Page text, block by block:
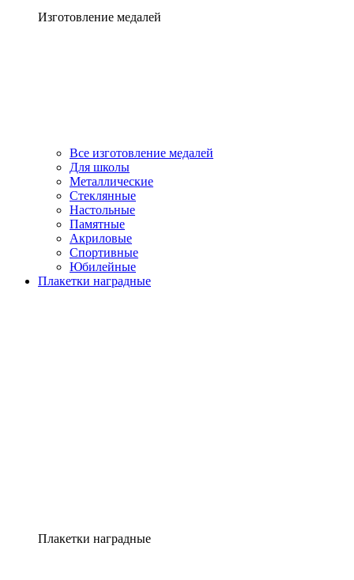
Изготовление медалей
Все изготовление медалей
Для школы
Металлические
Стеклянные
Настольные
Памятные
Акриловые
Спортивные
Юбилейные
Плакетки наградные
Плакетки наградные